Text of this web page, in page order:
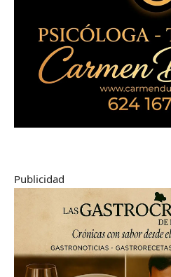
Publicidad